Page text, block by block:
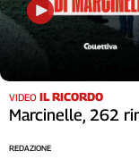
VIDEO IL RICORDO
Marcinelle, 262
REDAZIONE